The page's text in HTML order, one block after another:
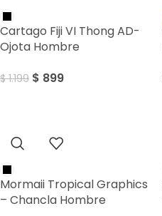
Cartago Fiji VI Thong AD-
Ojota Hombre
$1.199 $ 899
Mormaii Tropical Graphics
– Chancla Hombre